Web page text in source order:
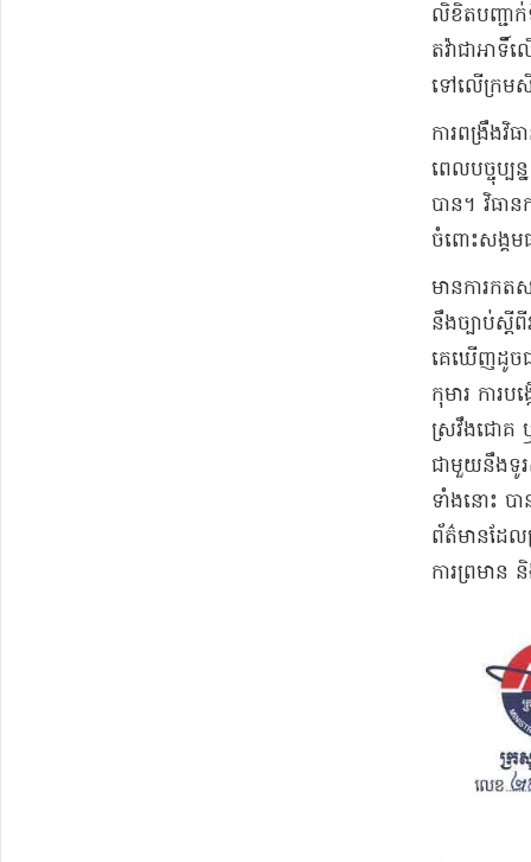
លិខិតបញ្ជាក់
តវ៉ាជាអាទិ៍
ទៅលើក្រម
ការពង្រឹង
ពេលបច្ចុប្ប
បាន។ វិធាន
ចំពោះសង្គម
មានការកត
នឹងច្បាប់ស្តី
គេឃើញដូចជ
កុមារ ការប
ស្រវឹងជោគ ឬ
ជាមួយនឹងទូរ
ទាំងនោះ បា
ព័ត៌មានដែ
ការព្រមាន